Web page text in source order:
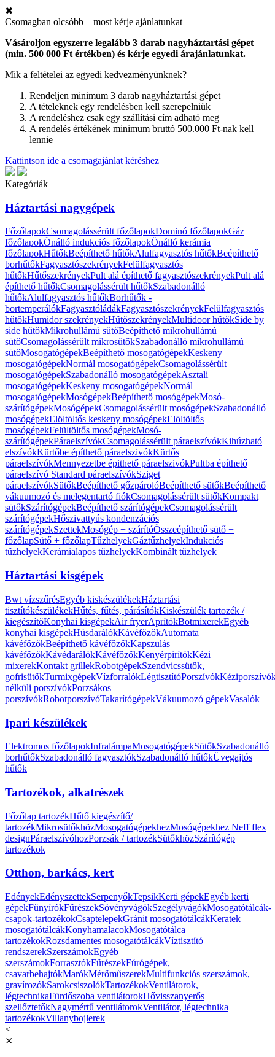
✖
Csomagban olcsóbb – most kérje ajánlatunkat
Vásároljon egyszerre legalább 3 darab nagyháztartási gépet
(min. 500 000 Ft értékben) és kérje egyedi árajánlatunkat.
Mik a feltételei az egyedi kedvezményünknek?
Rendeljen minimum 3 darab nagyháztartási gépet
A tételeknek egy rendelésben kell szerepelniük
A rendeléshez csak egy szállítási cím adható meg
A rendelés értékének minimum bruttó 500.000 Ft-nak kell
lennie
Kattintson ide a csomagajánlat kéréshez
Kategóriák
Háztartási nagygépek
FőzőlapokCsomagolássérült főzőlapokDominó főzőlapokGáz
főzőlapokÖnálló indukciós főzőlapokÖnálló kerámia
főzőlapokHűtőkBeépíthető hűtőkAlulfagyasztós hűtőkBeépíthető
borhűtőkFagyasztószekrényekFelülfagyasztós
hűtőkHűtőszekrényekPult alá építhető fagyasztószekrényekPult alá
építhető hűtőkCsomagolássérült hűtőkSzabadonálló
hűtőkAlulfagyasztós hűtőkBorhűtők -
bortemperálókFagyasztóládákFagyasztószekrényekFelülfagyasztós
hűtőkHumidor szekrényekHűtőszekrényekMultidoor hűtőkSide by
side hűtőkMikrohullámú sütőBeépíthető mikrohullámú
sütőCsomagolássérült mikrosütőkSzabadonálló mikrohullámú
sütőMosogatógépekBeépíthető mosogatógépekKeskeny
mosogatógépekNormál mosogatógépekCsomagolássérült
mosogatógépekSzabadonálló mosogatógépekAsztali
mosogatógépekKeskeny mosogatógépekNormál
mosogatógépekMosógépekBeépíthető mosógépekMosó-
szárítógépekMosógépekCsomagolássérült mosógépekSzabadonálló
mosógépekElöltöltős keskeny mosógépekElöltöltős
mosógépekFelültöltős mosógépekMosó-
szárítógépekPáraelszívókCsomagolássérült páraelszívókKihúzható
elszívókKürtőbe építhető páraelszivókKürtős
páraelszívókMennyezetbe épithető páraelszivókPultba építhető
páraelszívó Standard páraelszívókSziget
páraelszívókSütőkBeépíthető gőzpárolóBeépíthető sütőkBeépíthető
vákuumozó és melegentartó fiókCsomagolássérült sütőkKompakt
sütőkSzárítógépekBeépíthető szárítógépekCsomagolássérült
szárítógépekHőszivattyús kondenzációs
szárítógépekSzettekMosógép + szárítóÖsszeépíthető sütő +
főzőlapSütő + főzőlapTűzhelyekGáztűzhelyekIndukciós
tűzhelyekKerámialapos tűzhelyekKombinált tűzhelyek
Háztartási kisgépek
Bwt vízszűrésEgyéb kiskészülékekHáztartási
tisztítókészülékekHűtés, fűtés, párásítókKiskészülék tartozék /
kiegészítőKonyhai kisgépekAir fryerAprítókBotmixerekEgyéb
konyhai kisgépekHúsdarálókKávéfőzőkAutomata
kávéfőzőkBeépíthető kávéfőzőkKapszulás
kávéfőzőkKávédarálókKávéfőzőkKenyérpirítókKézi
mixerekKontakt grillekRobotgépekSzendvicssütők,
gofrisütőkTurmixgépekVízforralókLégtisztítóPorszívók
nélküli porszívókPorzsákos
porszívókRobotporszívóTakarítógépekVákuumozó gépekVasalók
Ipari készülékek
Elektromos főzőlapokInfralámpaMosogatógépekSütőkSzabadonálló
borhűtőkSzabadonálló fagyasztókSzabadonálló hűtőkÜvegajtós
hűtők
Tartozékok, alkatrészek
Főzőlap tartozékHűtő kiegészítő/
tartozékMikrosütőkhözMosogatógépekhezMosógépekhez Neff flex
designPáraelszívóhozPorzsák / tartozékSütőkhözSzárítógép
tartozékok
Otthon, barkács, kert
EdényekEdényszettekSerpenyőkTepsikKerti gépekEgyéb kerti
gépekFűnyírókFűrészekSövényvágókSzegélyvágókMosogatótálcák-
csapok-tartozékokCsaptelepekGránit mosogatótálcákKeratek
mosogatótálcákKonyhamalacokMosogatótálca
tartozékokRozsdamentes mosogatótálcákVíztisztító
rendszerekSzerszámokEgyéb
szerszámokForrasztókFűrészekFúrógépek,
csavarbehajtókMarókMérőműszerekMultifunkciós szerszámok,
gravírozókSarokcsiszolókTartozékokVentilátorok,
légtechnikaFürdőszoba ventilátorokHővisszanyerős
szellőztetőkNagymértű ventilátorokVentilátor, légtechnika
tartozékokVillanybojlerek
<
⨯